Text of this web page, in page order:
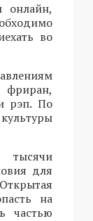
онлайн,
во
фриран,
рэп. По
тысячи
для
на
частью